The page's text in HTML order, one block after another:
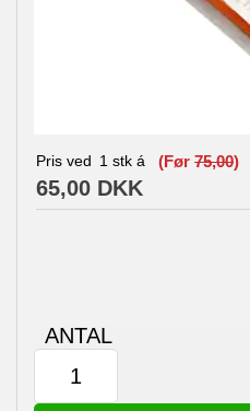
Pris ved 1 stk á (Før 75,00)
65,00 DKK
ANTAL